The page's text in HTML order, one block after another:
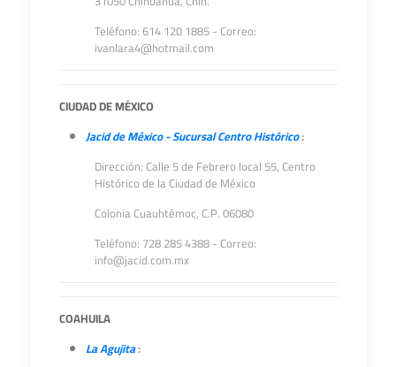
Teléfono: 614 120 1885 - Correo:
ivanlara4@hotmail.com
CIUDAD DE MÉXICO
Jacid de México - Sucursal Centro Histórico:
Dirección: Calle 5 de Febrero local 55, Centro
Histórico de la Ciudad de México
Colonia Cuauhtémoc, C.P. 06080
Teléfono: 728 285 4388 - Correo:
info@jacid.com.mx
COAHUILA
La Agujita: